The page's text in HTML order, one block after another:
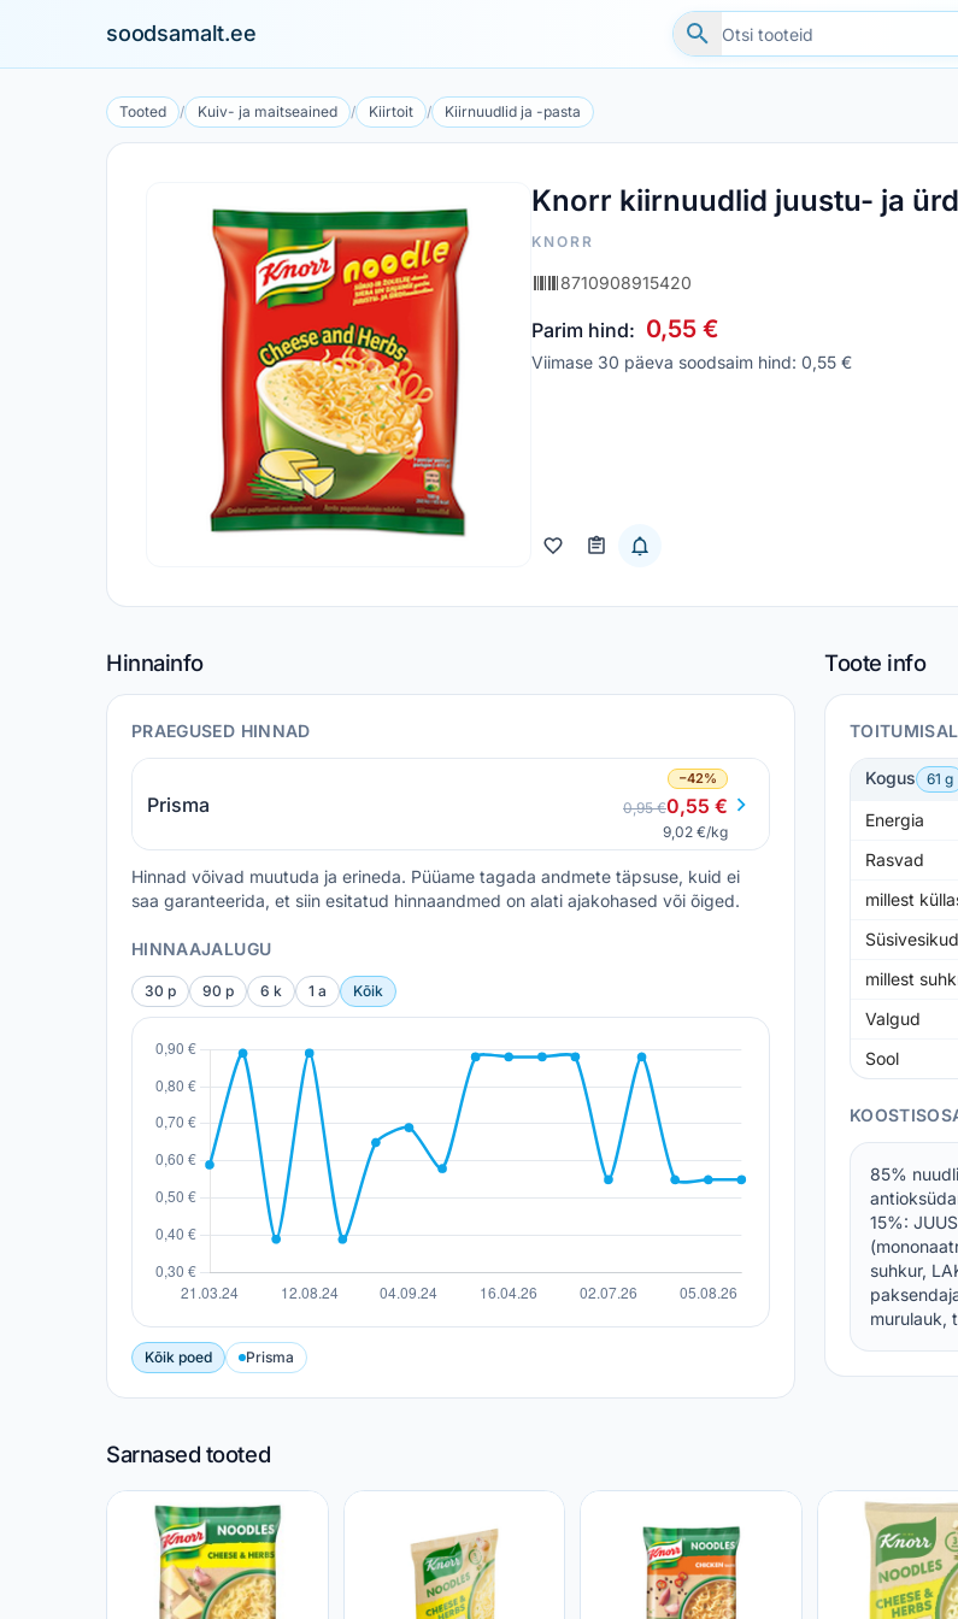
soodsamalt.ee
Tooted / Kuiv- ja maitseained / Kiirtoit / Kiirnuudlid ja -pasta
Knorr kiirnuudlid juustu- ja
KNORR
8710908915420
Parim hind: 0,55 €
Viimase 30 päeva soodsaim hind: 0,55 €
Hinnainfo
PRAEGUSED HINNAD
Prisma
−42%
0,95 €0,55 €
9,02 €/kg
Hinnad võivad muutuda ja erineda. Püüame tagada andmete täpsuse, kuid ei
saa garanteerida, et siin esitatud hinnaandmed on alati ajakohased või õiged.
HINNAAJALUGU
30 p 90 p 6 k 1 a Kõik
Kõik poed Prisma
Toote info
Kogus 61 g
Energia
Rasvad
millest
Süsivesikud
millest
Valgud
Sool
85%
15%:
suhkur,
murulauk,
Sarnased tooted